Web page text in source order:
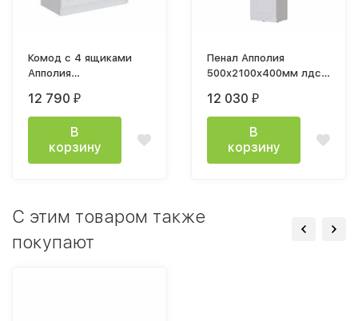
Комод с 4 ящиками
Апполия
/ белый дуб
12 790 ₽
В
корзину
Пенал Апполия
500x2100x400мм лдсп
пвх белый дуб
12 030 ₽
В
корзину
C этим товаром также
покупают